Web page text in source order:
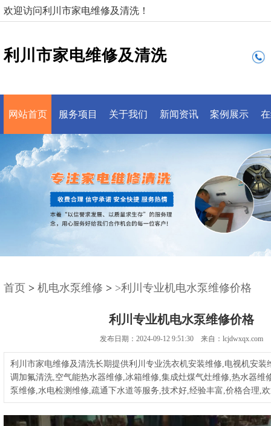
欢迎访问利川市家电维修及清洗！
利川市家电维修及清洗
网站首页 服务项目 关于我们 新闻资讯 案例展示
首页 > 机电水泵维修 > >利川专业机电水泵维修价格
利川专业机电水泵维修价格
发布日期：2024-09-12 9:51:30 来自：lcjdwxqx.com
利川市家电维修及清洗长期提供利川专业洗衣机安装维修,电视机安装
调加氟清洗,空气能热水器维修,冰箱维修,集成灶煤气灶维修,热水器维
泵维修,水电检测维修,疏通下水道等服务,技术好,经验丰富,价格合理,